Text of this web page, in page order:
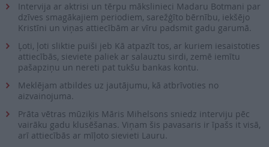
Intervija ar aktrisi un tērpu mākslinieci Madaru Botmani par
dzīves smagākajiem periodiem, sarežģīto bērnību, iekšējo
Kristīni un viņas attiecībām ar vīru padsmit gadu garumā.
Ļoti, ļoti sliktie puiši jeb Kā atpazīt tos, ar kuriem iesaistoties
attiecībās, sieviete paliek ar salauztu sirdi, zemē iemītu
pašapziņu un nereti pat tukšu bankas kontu.
Meklējam atbildes uz jautājumu, kā atbrīvoties no
aizvainojuma.
Prāta vētras mūziķis Māris Mihelsons sniedz interviju pēc
vairāku gadu klusēšanas. Viņam šis pavasaris ir īpašs it visā,
arī attiecībās ar mīļoto sievieti Lauru.